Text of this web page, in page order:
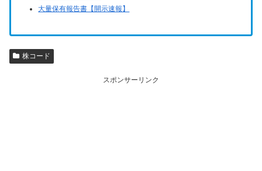
大量保有報告書【開示速報】
株コード
スポンサーリンク